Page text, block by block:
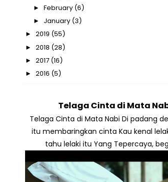
► February (6)
► January (3)
► 2019 (55)
► 2018 (28)
► 2017 (16)
► 2016 (5)
Telaga Cinta di Mata
Telaga Cinta di Mata Nabi Di padang
itu membaringkan cinta Kau kenal
tahu lelaki itu Yang Tepercaya,